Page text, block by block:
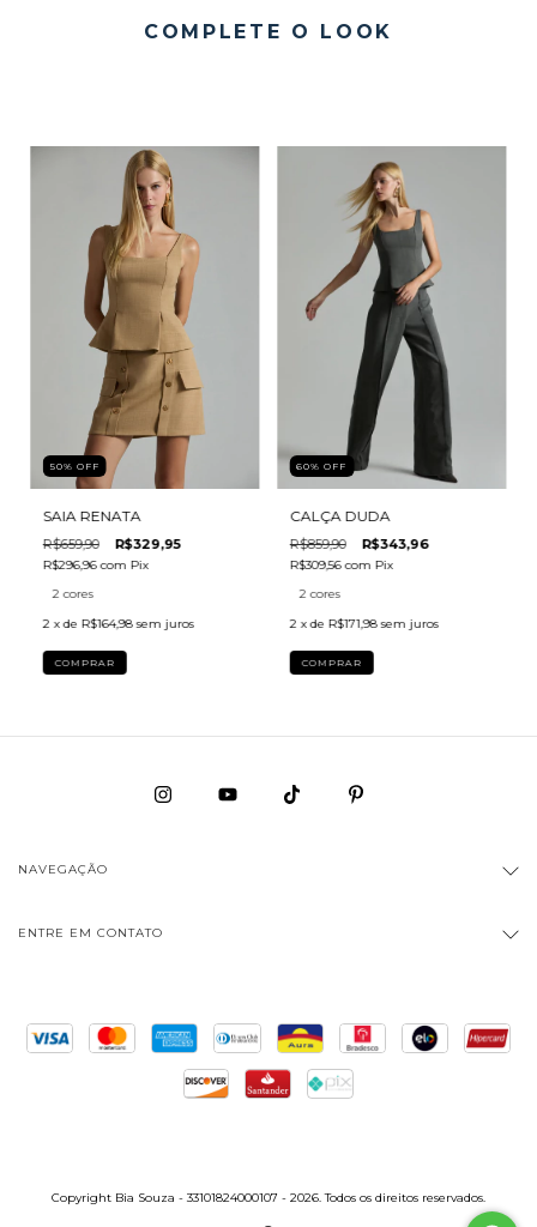
COMPLETE O LOOK
50% OFF
SAIA RENATA
R$659,90 R$329,95
R$296,96com Pix
2 cores
2 x de R$164,98 sem juros
COMPRAR
60%OFF
CALÇA DUDA
R$859,90 R$343,96
R$309,56com Pix
2 cores
2 x de R$171,98 sem juros
COMPRAR
NAVEGAÇÃO
ENTRE EM CONTATO
Copyright Bia Souza - 33101824000107 - 2026. Todos os direitos reservados.